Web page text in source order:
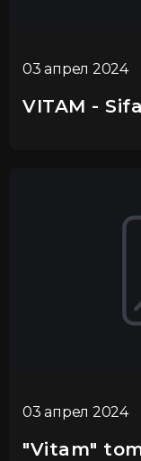
03 апрел 2024
VITAM -
03 апрел 2024
"Vitam"